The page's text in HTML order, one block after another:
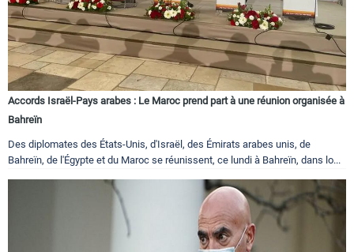
Accords Israël-Pays arabes : Le Maroc prend part à une réunion organisée à
Bahreïn
Des diplomates des États-Unis, d'Israël, des Émirats arabes unis, de
Bahreïn, de l'Égypte et du Maroc se réunissent, ce lundi à Bahreïn, dans lo...